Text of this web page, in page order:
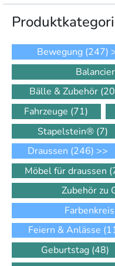
Bewegung (247)
Bälle & Zubehör
Fahrzeuge (71)
Stapelstein® (7)
Draussen (246) >>
Möbel für draussen
Zubehör zu
Feiern & Anlässe
Geburtstag (48)